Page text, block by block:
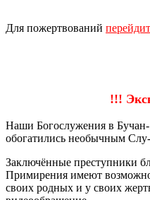
Для пожертвований
!!!
Наши Богослужения в
обогатились необычным
Заключённые преступники
Примирения имеют
своих родных и у своих